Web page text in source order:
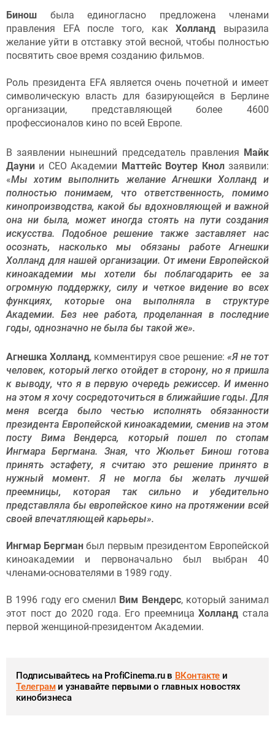
Бинош была единогласно предложена членами
правления EFA после того, какХолланд выразила
желание уйти в отставку этой весной, чтобы полностью
посвятить свое время созданию фильмов.
Роль президента EFA является очень почетной и имеет
символическую власть для базирующейся в Берлине
организации, представляющей более 4600
профессионалов кино по всей Европе.
В заявлении нынешний председатель правления Майк
Дауни и CEO Академии Маттейс Воутер Кнолзаявили:
«Мы хотим выполнить желание Агнешки Холланд и
полностью понимаем, что ответственность, помимо
кинопроизводства, какой бы вдохновляющей и важной
она ни была, может иногда стоять на пути создания
искусства. Подобное решение также заставляет нас
осознать, насколько мы обязаны работе Агнешки
Холланд для нашей организации. От имени Европейской
киноакадемии мы хотели бы поблагодарить ее за
огромную поддержку, силу и четкое видение во всех
функциях, которые она выполняла в структуре
Академии. Без нее работа, проделанная в последние
годы, однозначно не была бы такой же».
Агнешка Холланд, комментируя свое решение: «Я не тот
человек, который легко отойдет в сторону, но я пришла
к выводу, что я в первую очередь режиссер. И именно
на этом я хочу сосредоточиться в ближайшие годы. Для
меня всегда было честью исполнять обязанности
президента Европейской киноакадемии, сменив на этом
посту Вима Вендерса, который пошел по стопам
Ингмара Бергмана. Зная, что Жюльет Бинош готова
принять эстафету, я считаю это решение принято в
нужный момент. Я не могла бы желать лучшей
преемницы, которая так сильно и убедительно
представляла бы европейское кино на протяжении всей
своей впечатляющей карьеры».
Ингмар Бергман был первым президентом Европейской
киноакадемии и первоначально был выбран 40
членами-основателями в 1989 году.
В 1996 году его сменил Вим Вендерс, который занимал
этот пост до 2020 года. Его преемницаХолланд стала
первой женщиной-президентом Академии.
Подписывайтесь на ProfiCinema.ru в ВКонтакте и
Телеграми узнавайте первыми о главных новостях
кинобизнеса